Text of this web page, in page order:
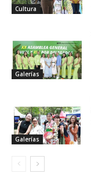
Cultura
Galerías
Galerías